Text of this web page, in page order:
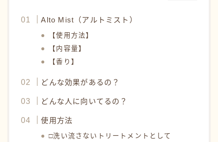
Alto Mist（アルトミスト）
【使用方法】
【内容量】
【香り】
どんな効果があるの？
どんな人に向いてるの？
使用方法
□洗い流さないトリートメントとして